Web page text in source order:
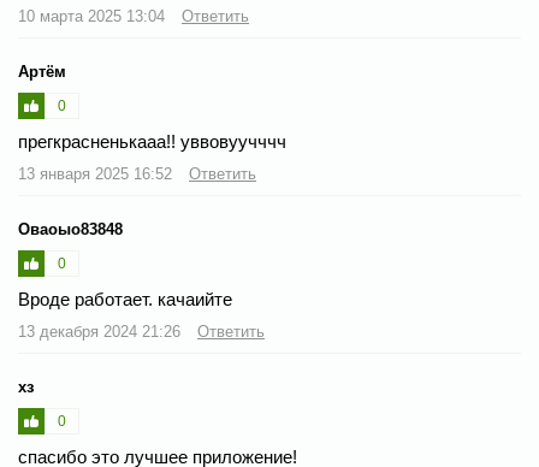
10 марта 2025 13:04 Ответить
Артём
0
прегкрасненькааа!! уввовуучччч
13 января 2025 16:52 Ответить
Оваоыо83848
0
Вроде работает. качаийте
13 декабря 2024 21:26 Ответить
хз
0
спасибо это лучшее приложение!